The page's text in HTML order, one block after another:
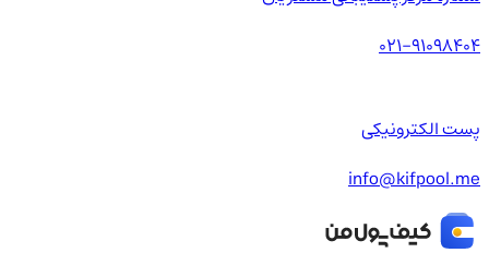
021-91098404
پست الکترونیکی
info@kifpool.me